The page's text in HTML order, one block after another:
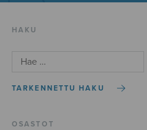
HAKU
TARKENNETTU HAKU
OSASTOT